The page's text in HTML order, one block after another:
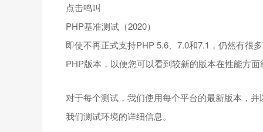
点击鸣叫
PHP基准测试（2020）
即使不再正式支持PHP 5.6、7.0和7.1，仍然有很
PHP版本，以便您可以看到较新的版本在性能方
对于每个测试，我们使用每个平台的最新版本，
我们测试环境的详细信息。